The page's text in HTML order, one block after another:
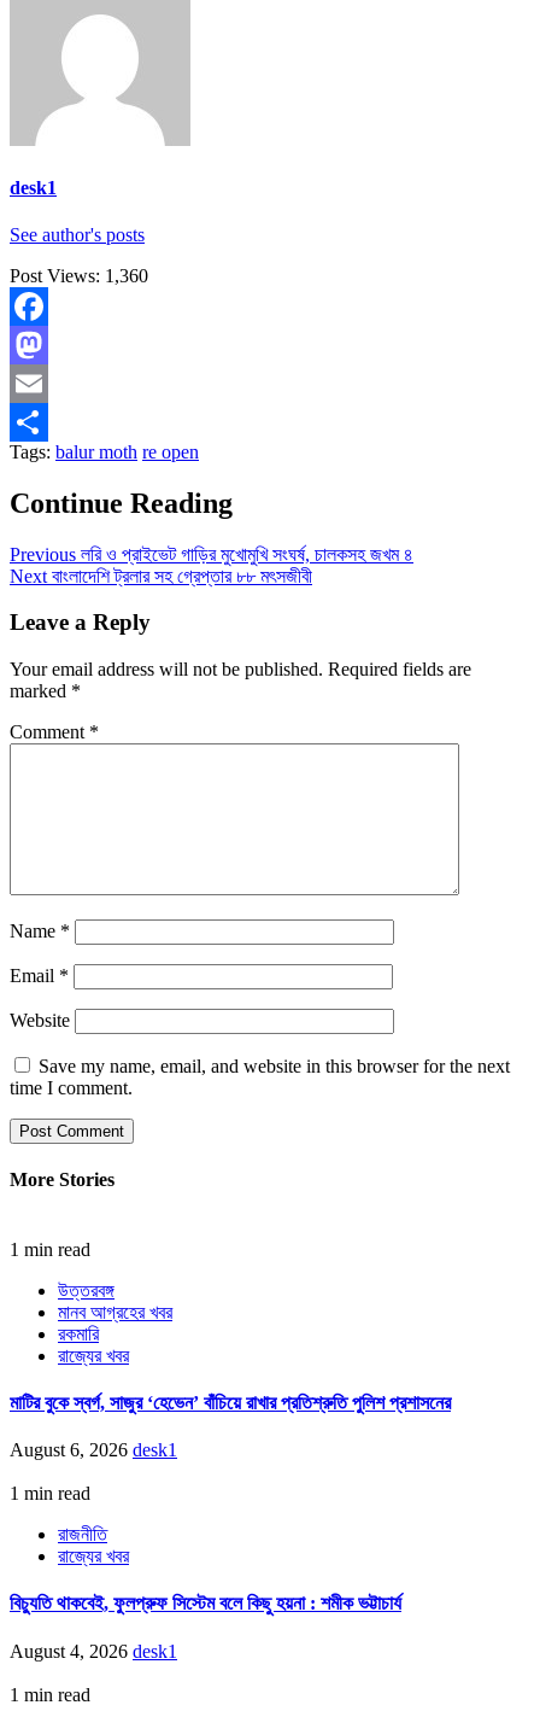
desk1
See author's posts
Post Views: 1,360
Facebook
Mastodon
Email
Share
Tags: balur moth re open
Continue Reading
Previous লরি ও প্রাইভেট গাড়ির মুখোমুখি সংঘর্ষ, চালকসহ জখম ৪
Next বাংলাদেশি ট্রলার সহ গ্রেপ্তার ৮৮ মৎসজীবী
Leave a Reply
Your email address will not be published. Required fields are
marked *
Comment *
Name *
Email *
Website
Save my name, email, and website in this browser for the next
time I comment.
More Stories
1 min read
উত্তরবঙ্গ
মানব আগ্রহের খবর
রকমারি
রাজ্যের খবর
মাটির বুকে স্বর্গ, সাজুর ‘হেভেন’ বাঁচিয়ে রাখার প্রতিশ্রুতি পুলিশ প্রশাসনের
August 6, 2026 desk1
1 min read
রাজনীতি
রাজ্যের খবর
বিচ্যুতি থাকবেই, ফুলপ্রুফ সিস্টেম বলে কিছু হয়না : শমীক ভট্টাচার্য
August 4, 2026 desk1
1 min read